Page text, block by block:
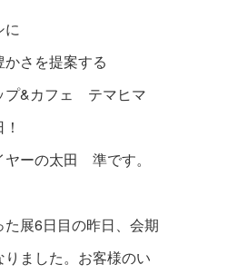
に
さを提案する
プ&カフェ テマヒマ
ーの太田 準です。
展6日目の昨日、会期
ました。お客様のい